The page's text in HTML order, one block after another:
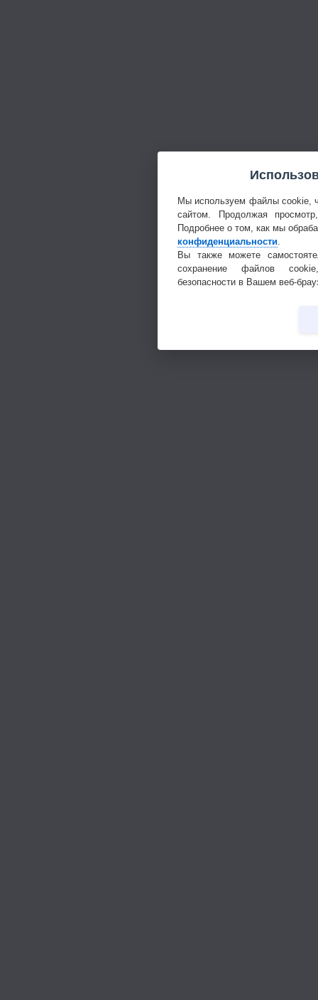
Мы используем файлы cookie,
сайтом. Продолжая
Подробнее о том, как мы
конфиденциальности
Вы также можете
сохранение файлов
безопасности в Вашем веб-